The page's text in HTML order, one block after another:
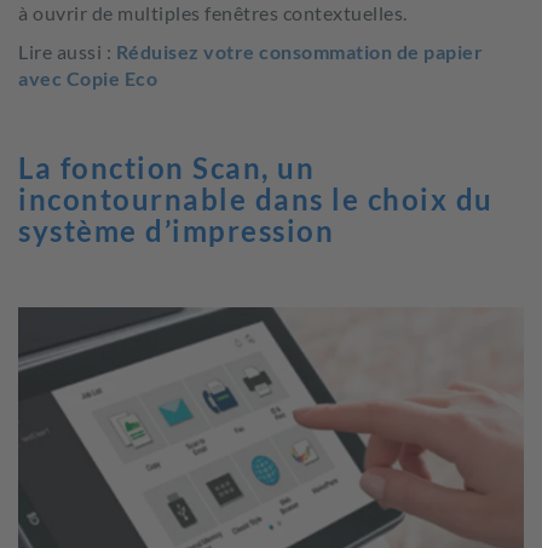
à ouvrir de multiples fenêtres contextuelles.
Lire aussi : Réduisez votre consommation de papier
avec Copie Eco
La fonction Scan, un
incontournable dans le choix du
système d’impression